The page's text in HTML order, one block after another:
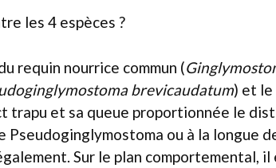
les 4 espèces ?
requin nourrice commun (
brevicaudatum) et le
trapu et sa queue proportionnée le
Pseudoginglymostoma ou à la longue
Sur le plan comportemental, il